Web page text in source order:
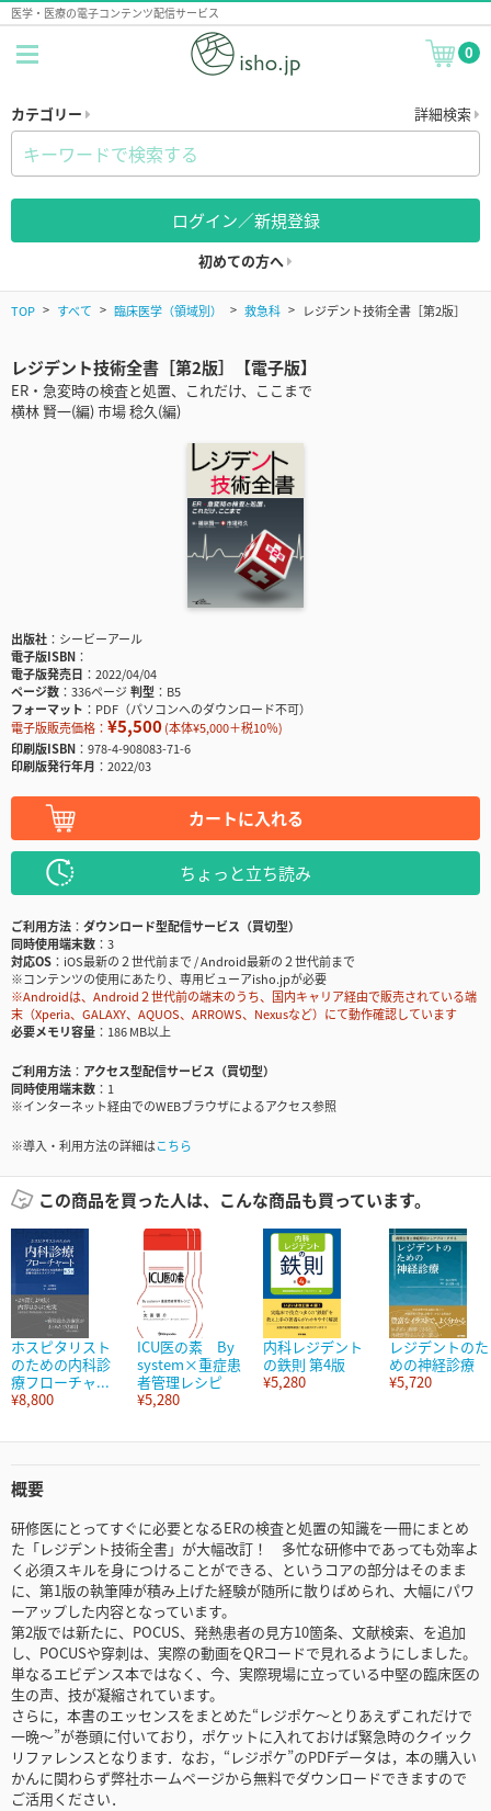
医学・医療の電子コンテンツ配信サービス
0
カテゴリー 詳細検索
ログイン／新規登録
初めての方へ
TOP すべて 臨床医学（領域別） 救急科 レジデント技術全書［第2版］
レジデント技術全書［第2版］【電子版】
ER・急変時の検査と処置、これだけ、ここまで
横林 賢一(編) 市場 稔久(編)
出版社
シービーアール
電子版ISBN
電子版発売日
2022/04/04
ページ数
336ページ判型
B5
フォーマット
PDF（パソコンへのダウンロード不可）
電子版販売価格： ¥5,500(本体¥5,000＋税10％)
印刷版ISBN
978-4-908083-71-6
印刷版発行年月
2022/03
カートに入れる
ちょっと立ち読み
ご利用方法
ダウンロード型配信サービス（買切型）
同時使用端末数
3
対応OS
iOS最新の２世代前まで / Android最新の２世代前まで
※コンテンツの使用にあたり、専用ビューアisho.jpが必要
※Androidは、Android２世代前の端末のうち、国内キャリア経由で販売されている端
末（Xperia、GALAXY、AQUOS、ARROWS、Nexusなど）にて動作確認しています
必要メモリ容量
186 MB以上
ご利用方法
アクセス型配信サービス（買切型）
同時使用端末数
1
※インターネット経由でのWEBブラウザによるアクセス参照
※導入・利用方法の詳細はこちら
この商品を買った人は、こんな商品も買っています。
ホスピタリスト
のための内科診
療フローチャ...
¥8,800
ICU医の素 By
system×重症患
者管理レシピ
¥5,280
内科レジデント
の鉄則 第4版
¥5,280
レジデントのた
めの神経診療
¥5,720
概要
研修医にとってすぐに必要となるERの検査と処置の知識を一冊にまとめ
た「レジデント技術全書」が大幅改訂！ 多忙な研修中であっても効率よ
く必須スキルを身につけることができる、というコアの部分はそのまま
に、第1版の執筆陣が積み上げた経験が随所に散りばめられ、大幅にパワ
ーアップした内容となっています。
第2版では新たに、POCUS、発熱患者の見方10箇条、文献検索、を追加
し、POCUSや穿刺は、実際の動画をQRコードで見れるようにしました。
単なるエビデンス本ではなく、今、実際現場に立っている中堅の臨床医の
生の声、技が凝縮されています。
さらに，本書のエッセンスをまとめた“レジポケ～とりあえずこれだけで
一晩～”が巻頭に付いており，ポケットに入れておけば緊急時のクイック
リファレンスとなります．なお，“レジポケ”のPDFデータは，本の購入い
かんに関わらず弊社ホームページから無料でダウンロードできますので
ご活用ください．